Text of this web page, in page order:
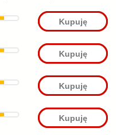
Kupuję
Kupuję
Kupuję
Kupuję